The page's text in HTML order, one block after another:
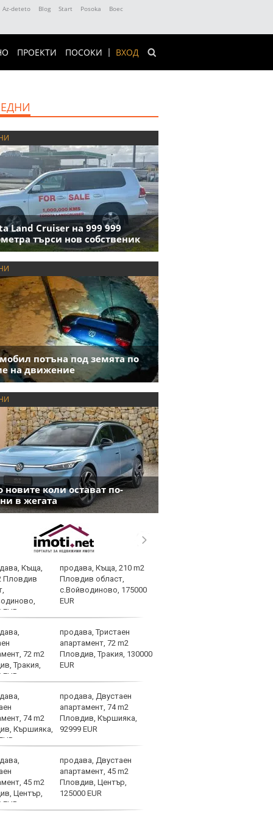
Az-deteto Blog Start Posoka
Boec
ВХОД
ПРОЕКТИ ПОСОКИ
Land Cruiser на 999 999
търси нов собственик
потъна под земята по
на движение
новите коли остават по-
в жегата
продава, Къща, 210 m2
Пловдив област,
с.Войводиново, 175000
EUR
продава, Тристаен
апартамент, 72 m2
Пловдив, Тракия, 130000
EUR
продава, Двустаен
апартамент, 74 m2
Пловдив, Кършияка,
92999 EUR
продава, Двустаен
апартамент, 45 m2
Пловдив, Център,
125000 EUR